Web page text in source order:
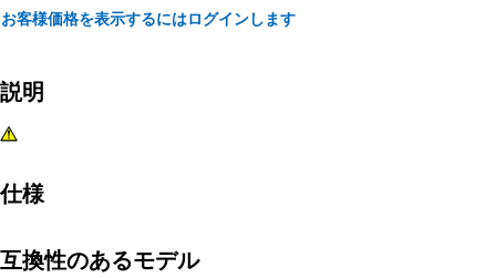
お客様価格を表示するにはログインします
説明
仕様
互換性のあるモデル